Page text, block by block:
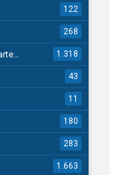
122
268
1.318
43
11
180
283
1.663